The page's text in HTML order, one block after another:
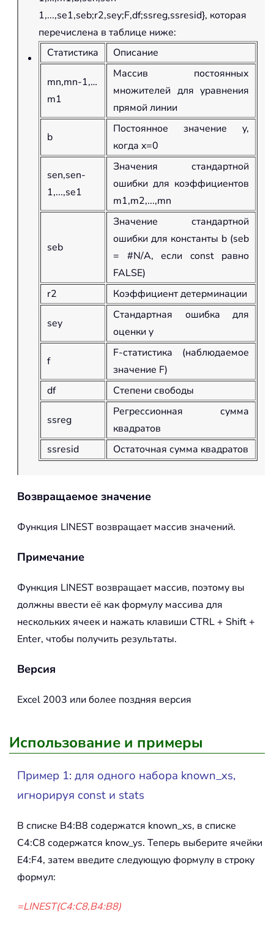
1,...,se1,seb;r2,sey;F,df;ssreg,ssresid}, которая
перечислена в таблице ниже:
Статистика
Описание
mn,mn-1,…
m1
Массив постоянных
множителей для уравнения
прямой линии
b
Постоянное значение y,
когда x=0
sen,sen-
1,...,se1
Значения стандартной
ошибки для коэффициентов
m1,m2,...,mn
seb
Значение стандартной
ошибки для константы b (seb
= #N/A, если const равно
FALSE)
r2
Коэффициент детерминации
sey
Стандартная ошибка для
оценки y
f
F-статистика (наблюдаемое
значение F)
df
Степени свободы
ssreg
Регрессионная сумма
квадратов
ssresid
Остаточная сумма квадратов
Возвращаемое значение
Функция LINEST возвращает массив значений.
Примечание
Функция LINEST возвращает массив, поэтому вы
должны ввести её как формулу массива для
нескольких ячеек и нажать клавиши CTRL + Shift +
Enter, чтобы получить результаты.
Версия
Excel 2003 или более поздняя версия
Использование и примеры
Пример 1: для одного набора known_xs,
игнорируя const и stats
В списке B4:B8 содержатся known_xs, в списке
C4:C8 содержатся know_ys. Теперь выберите ячейки
E4:F4, затем введите следующую формулу в строку
формул:
=LINEST(C4:C8,B4:B8)